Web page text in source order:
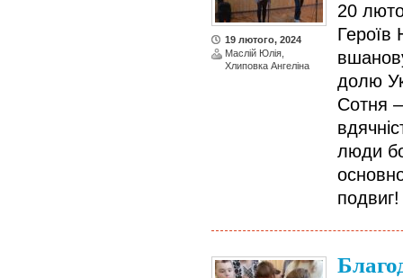
19 лютого, 2024
Маслій Юлія,
Хлиповка Ангеліна
20
Героїв
долю
Сотня
люди
подвиг!